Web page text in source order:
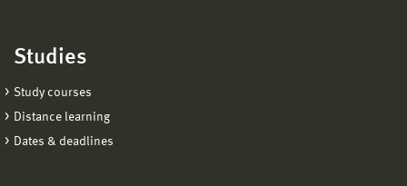
Studies
Study courses
Distance learning
Dates & deadlines